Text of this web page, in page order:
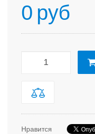
0 руб
Нравится